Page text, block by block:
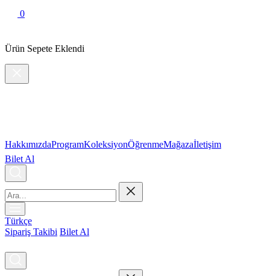
0
Ürün Sepete Eklendi
HakkımızdaProgramKoleksiyonÖğrenmeMağazaİletişim
Bilet Al
Türkçe
Sipariş Takibi Bilet Al